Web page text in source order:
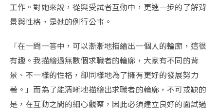
工作。對她來說，從與受試者互動中，更進一步的了解背
景與性格，是她的例行公事。
「在一問一答中，可以漸漸地描繪出一個人的輪廓，這很
有趣。我描繪過無數個求職者的輪廓，大家有不同的背
景、不一樣的性格，卻同樣地為了擁有更好的發展努力
著。」而為了能清晰地描繪出求職者的輪廓，不可或缺的
是，在互動之間的細心觀察，因此必須建立良好的面試過